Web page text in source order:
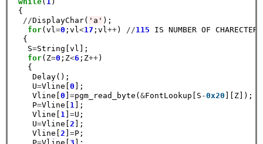
{
//DisplayChar( 'a' );
for(vl =0 ;vl <17 ;vl ++) //115 IS NUMBER OF CHARECTERS
  {
   S
=String[vl];
for(Z=0 ;Z<6 ;Z++)
   {
    Delay();
    U
=Vline[ 0 ];
    Vline[
0 =pgm_read_byte( &FontLookup[S -0x20
    P
=Vline[ 1 ];
    Vline[
1 =U;
    U
=Vline[ 2 ];
    Vline[
2 =P;